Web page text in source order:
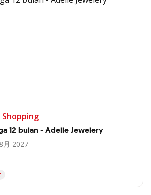
Shopping
12 bulan - Adelle Jewelery
月 2027